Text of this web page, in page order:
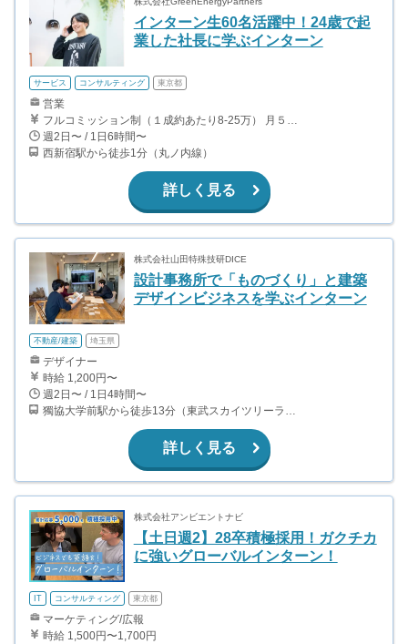
インターン生60名活躍中！24歳で起
業した社長に学ぶインターン
サービス コンサルティング 東京都
営業
フルコミッション制（１成約あたり8-25万） 月５０万以上稼ぐインターン生も多数います！ ■収入例 ○入社１ヶ月目（明治大学2年生） 役職：アポインター 月間１契約×８万円＝８万円 ＋交通費 ○入社３ヶ月目（東京大学２年生） 役職：アポインター（ランク：ブロンズ） 月間３契約×10万円＝30万円 ＋交通費 ○入社６ヶ月目（早稲田大学３年生） 役職：アポインター（ランク：シルバー） 月間５契約×12万円＝60万円 ＋交通費 ○入社15ヶ月目（慶應大学３年生） 役職：クローザー 月間３契約×25万＝75万円 ＋交通費
週2日〜 / 1日6時間〜
西新宿駅から徒歩1分（丸ノ内線）
詳しく見る
株式会社山田特殊技研DICE
設計事務所で「ものづくり」と建築
デザインビジネスを学ぶインターン
不動産/建築 埼玉県
デザイナー
時給 1,200円〜
週2日〜 / 1日4時間〜
獨協大学前駅から徒歩13分（東武スカイツリーライン、東武伊勢崎線、東武日光線、鬼怒川線）
詳しく見る
株式会社アンビエントナビ
【土日週2】28卒積極採用！ガクチカ
に強いグローバルインターン！
IT コンサルティング 東京都
マーケティング/広報
時給 1,500円〜1,700円